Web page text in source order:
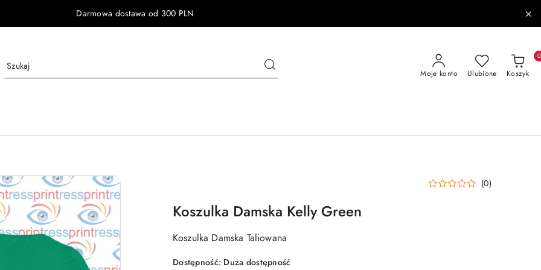
Darmowa dostawa od 300 PLN
Moje konto Ulubione Koszyk
0
(0)
Koszulka Damska Kelly Green
Koszulka Damska Taliowana
Dostępność: Duża dostępność